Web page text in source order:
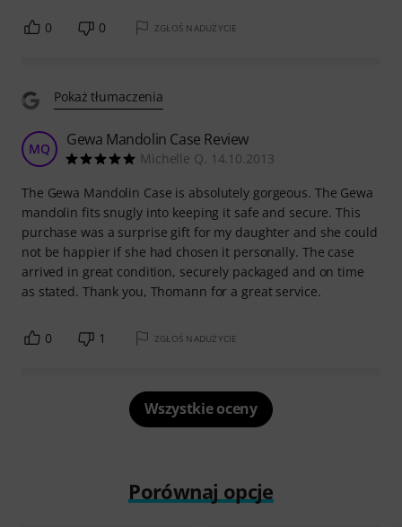
0 0 ZGŁOŚ NADUŻYCIE
Pokaż tłumaczenia
MQ Gewa Mandolin Case Review
Michelle Q. 14.10.2013
The Gewa Mandolin Case is absolutely gorgeous. The Gewa
mandolin fits snugly into keeping it safe and secure. This
purchase was a surprise gift for my daughter and she could
not be happier if she had chosen it personally. The case
arrived in great condition, securely packaged and on time
as stated. Thank you, Thomann for a great service.
0 1 ZGŁOŚ NADUŻYCIE
Wszystkie oceny
Porównaj opcje